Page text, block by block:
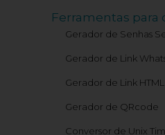
Ferramentas para
Gerador de Senhas
Gerador de Link
Gerador de Link HTML
Gerador de QRcode
Conversor de Unix